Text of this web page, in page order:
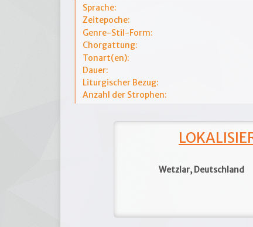
Sprache:
Zeitepoche:
Genre-Stil-Form:
Chorgattung:
Tonart(en):
Dauer:
Liturgischer Bezug:
Anzahl der Strophen:
Wetzlar, Deutschland